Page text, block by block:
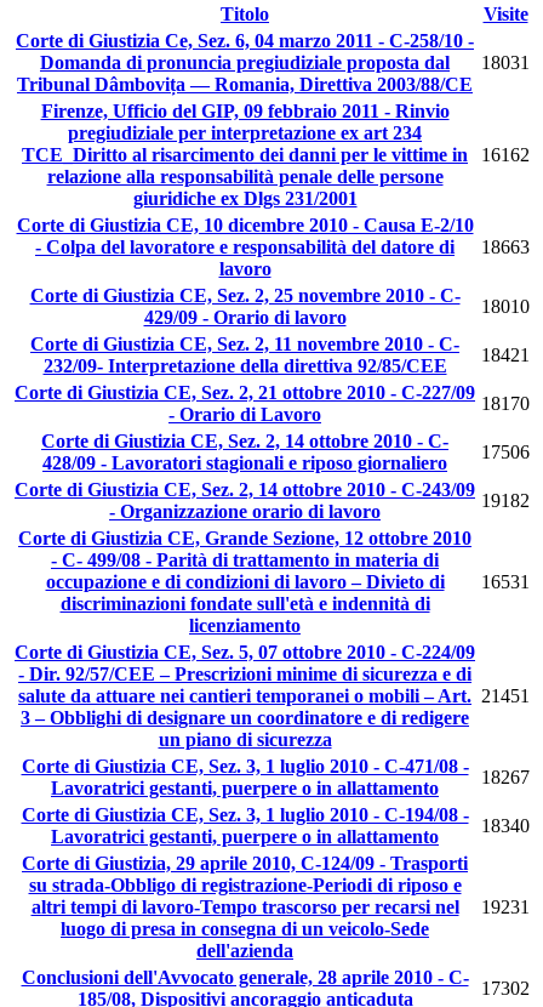
Titolo
Visite
Corte di Giustizia Ce, Sez. 6, 04 marzo 2011 - C-258/10 -
Domanda di pronuncia pregiudiziale proposta dal
Tribunal Dâmbovița — Romania, Direttiva 2003/88/CE
18031
Firenze, Ufficio del GIP, 09 febbraio 2011 - Rinvio
pregiudiziale per interpretazione ex art 234
TCE_Diritto al risarcimento dei danni per le vittime in
relazione alla responsabilità penale delle persone
giuridiche ex Dlgs 231/2001
16162
Corte di Giustizia CE, 10 dicembre 2010 - Causa E-2/10
- Colpa del lavoratore e responsabilità del datore di
lavoro
18663
Corte di Giustizia CE, Sez. 2, 25 novembre 2010 - C-
429/09 - Orario di lavoro
18010
Corte di Giustizia CE, Sez. 2, 11 novembre 2010 - C-
232/09- Interpretazione della direttiva 92/85/CEE
18421
Corte di Giustizia CE, Sez. 2, 21 ottobre 2010 - C-227/09
- Orario di Lavoro
18170
Corte di Giustizia CE, Sez. 2, 14 ottobre 2010 - C-
428/09 - Lavoratori stagionali e riposo giornaliero
17506
Corte di Giustizia CE, Sez. 2, 14 ottobre 2010 - C-243/09
- Organizzazione orario di lavoro
19182
Corte di Giustizia CE, Grande Sezione, 12 ottobre 2010
- C- 499/08 - Parità di trattamento in materia di
occupazione e di condizioni di lavoro – Divieto di
discriminazioni fondate sull'età e indennità di
licenziamento
16531
Corte di Giustizia CE, Sez. 5, 07 ottobre 2010 - C-224/09
- Dir. 92/57/CEE – Prescrizioni minime di sicurezza e di
salute da attuare nei cantieri temporanei o mobili – Art.
3 – Obblighi di designare un coordinatore e di redigere
un piano di sicurezza
21451
Corte di Giustizia CE, Sez. 3, 1 luglio 2010 - C-471/08 -
Lavoratrici gestanti, puerpere o in allattamento
18267
Corte di Giustizia CE, Sez. 3, 1 luglio 2010 - C-194/08 -
Lavoratrici gestanti, puerpere o in allattamento
18340
Corte di Giustizia, 29 aprile 2010, C-124/09 - Trasporti
su strada-Obbligo di registrazione-Periodi di riposo e
altri tempi di lavoro-Tempo trascorso per recarsi nel
luogo di presa in consegna di un veicolo-Sede
dell'azienda
19231
Conclusioni dell'Avvocato generale, 28 aprile 2010 - C-
185/08, Dispositivi ancoraggio anticaduta
17302